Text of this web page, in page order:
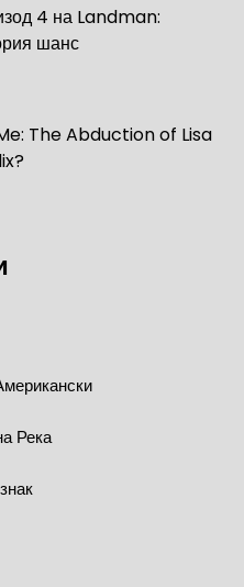
4 на Landman:
шанс
The Abduction of Lisa
Река